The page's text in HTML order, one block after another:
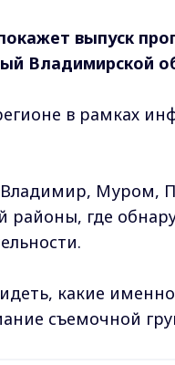
выпуск
Владимирской
в рамках
Муром,
районы, где
какие
съемочной